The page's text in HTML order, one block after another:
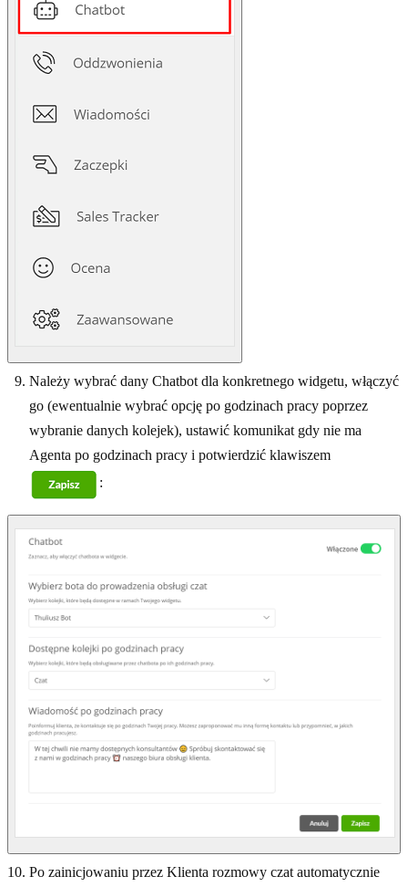
Należy wybrać dany Chatbot dla konkretnego widgetu, włączyć
go (ewentualnie wybrać opcję po godzinach pracy poprzez
wybranie danych kolejek), ustawić komunikat gdy nie ma
Agenta po godzinach pracy i potwierdzić klawiszem
:
Po zainicjowaniu przez Klienta rozmowy czat automatycznie